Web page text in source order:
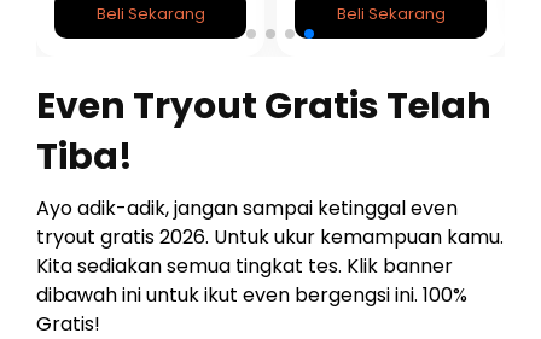
Beli Sekarang Beli Sekarang
Even Tryout Gratis Telah
Tiba!
Ayo adik-adik, jangan sampai ketinggal even
tryout gratis 2026. Untuk ukur kemampuan kamu.
Kita sediakan semua tingkat tes. Klik banner
dibawah ini untuk ikut even bergengsi ini. 100%
Gratis!